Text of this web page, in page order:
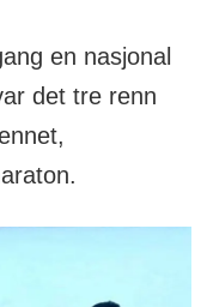
en nasjonal
det tre renn